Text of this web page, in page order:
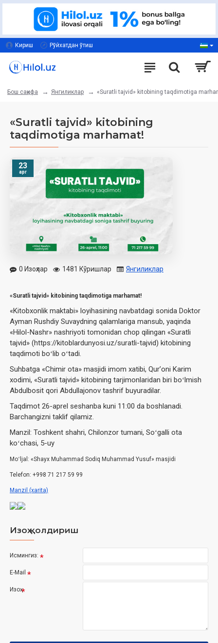
Кириш Рўйхатдан ўтиш
Бош саҳифа Янгиликлар «Suratli tajvid» kitobining taqdimotiga
«Suratli tajvid» kitobining
taqdimotiga marhamat!
23
apr
0 Изоҳлар 1481 Кўришлар Янгиликлар
«Suratli tajvid» kitobining taqdimotiga marhamat!
«Kitobxonlik maktabi» loyihasining navbatdagi sonida Doktor
Ayman Rushdiy Suvaydning qalamlariga mansub, yaqinda
«Hilol-Nashr» nashriyoti tomonidan chop qilingan «Suratli
tajvid» (https://kitoblardunyosi.uz/suratli-tajvid) kitobining
taqdimoti boʻlib oʻtadi.
Suhbatga «Chimir ota» masjidi imom xatibi, Qurʼoni Karim
xodimi, «Suratli tajvid» kitobining tarjimonlaridan biri boʻlmish
Abdulbosit qori Abdullajonov tashrif buyuradilar.
Taqdimot 26-aprel seshanba kuni 11:00 da boshlanadi.
Barchangizni taklif qilamiz.
Manzil: Toshkent shahri, Chilonzor tumani, Soʻgalli ota
koʻchasi, 5-uy
Moʻljal: «Shayx Muhammad Sodiq Muhammad Yusuf» masjidi
Telefon: +998 71 217 59 99
Manzil (xarita)
Изоҳ қолдириш
Исмингиз:
E-Mail
Изоҳ